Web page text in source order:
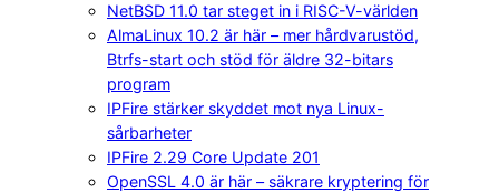
NetBSD 11.0 tar steget in i RISC-V-världen
AlmaLinux 10.2 är här – mer hårdvarustöd,
Btrfs-start och stöd för äldre 32-bitars
program
IPFire stärker skyddet mot nya Linux-
sårbarheter
IPFire 2.29 Core Update 201
OpenSSL 4.0 är här – säkrare kryptering för